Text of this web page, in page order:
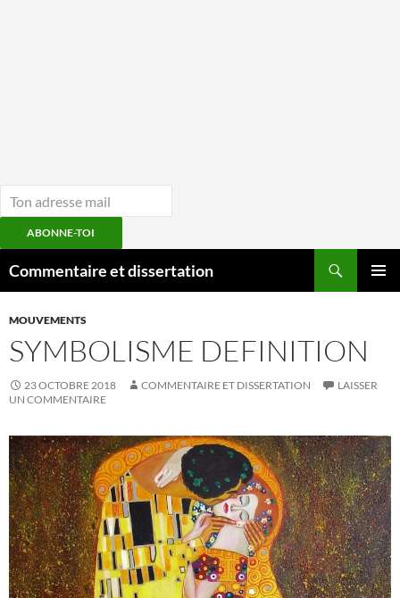
ABONNE-TOI
auCommentaire et dissertation
MOUVEMENTS
SYMBOLISME DEFINITION
23 OCTOBRE 2018 COMMENTAIRE ET DISSERTATION
LAISSER
UN COMMENTAIRE